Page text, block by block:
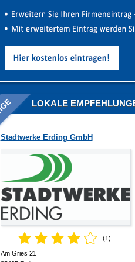
LOKALE
Stadtwerke Erding GmbH
(1)
Am Gries 21